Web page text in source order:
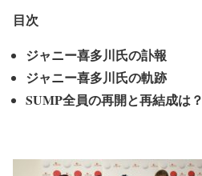
目次
ジャニー喜多川氏の訃報
ジャニー喜多川氏の軌跡
SUMP全員の再開と再結成は？